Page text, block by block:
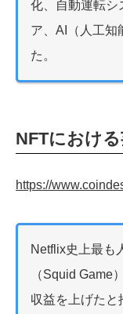
化、自動運転シ
ア、AI（人工知
た。
NFTにおけ
https://
Netflix史上最も
（Squid Game
収益を上げたと